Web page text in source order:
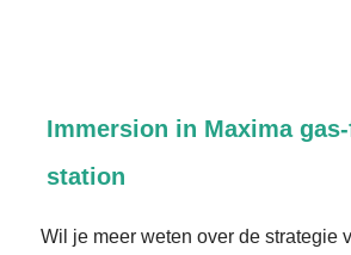
Immersion in Maxima
station
Wil je meer weten over de strategie